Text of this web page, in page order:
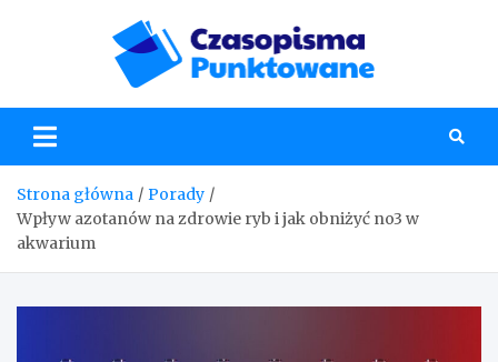
Strona główna
Porady
Wpływ azotanów na zdrowie ryb i jak obniżyć no3 w
akwarium